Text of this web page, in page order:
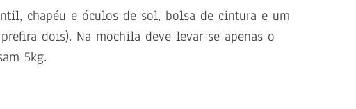
chapéu e óculos de sol, bolsa de cintura e um
dois). Na mochila deve levar-se apenas o
5kg.